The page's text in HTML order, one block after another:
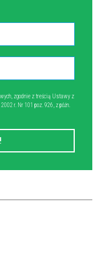
zgodnie z treścią Ustawy z
r. Nr 101 poz. 926, z późn.